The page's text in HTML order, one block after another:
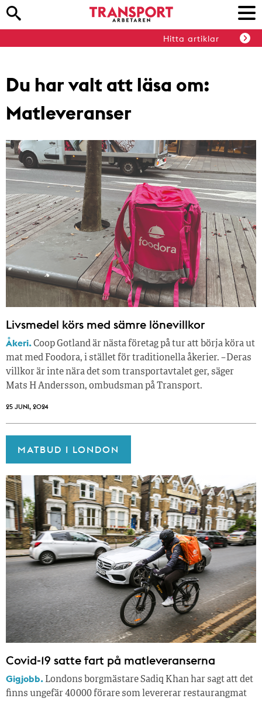
Hitta artiklar
Du har valt att läsa om:
Matleveranser
Livsmedel körs med sämre lönevillkor
Åkeri.Coop Gotland är nästa företag på tur att börja köra ut
mat med Foodora, i stället för traditionella åkerier. – Deras
villkor är inte nära det som transportavtalet ger, säger
Mats H Andersson, ombudsman på Transport.
25 JUNI, 2024
MATBUD I LONDON
Covid-19 satte fart på matleveranserna
Gigjobb. Londons borgmästare Sadiq Khan har sagt att det
finns ungefär 40 000 förare som levererar restaurangmat